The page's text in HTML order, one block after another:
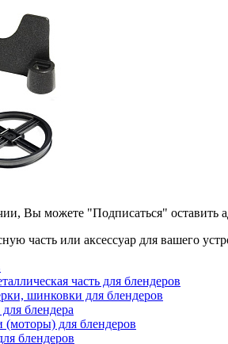
Вы можете "Подписаться" оставить
часть или аксессуар для вашего
часть для блендеров
шинковки для блендеров
блендера
(моторы) для блендеров
блендеров